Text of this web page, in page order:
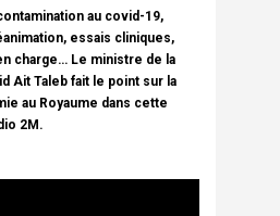
au covid-19,
essais cliniques,
charge… Le ministre de la
Ait Taleb fait le point sur la
au Royaume dans cette
2M.